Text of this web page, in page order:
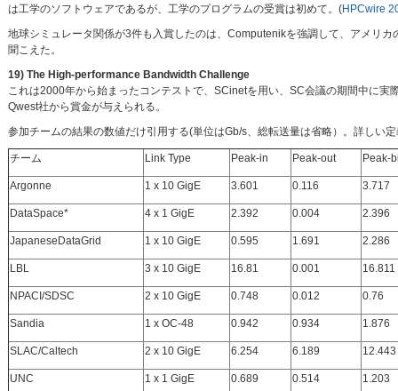
は工学のソフトウェアであるが、工学のプログラムの受賞は初めて。(HPCwire
地球シミュレータ関係が3件も入賞したのは、Computenikを強調して、アメリ
聞こえた。
19) The High-performance Bandwidth Challenge
これは2000年から始まったコンテストで、SCinetを用い、SC会議の期間中に
Qwest社から賞金が与えられる。
参加チームの結果の数値だけ引用する(単位はGb/s、総転送量は省略）。詳しい
チーム Link Type Peak-in Peak-out Peak-
Argonne 1 x 10 GigE 3.601 0.116 3.717
DataSpace* 4 x 1 GigE 2.392 0.004 2.396
JapaneseDataGrid 1 x 10 GigE 0.595 1.691 2.286
LBL 3 x 10 GigE 16.81 0.001 16.811
NPACI/SDSC 2 x 10 GigE 0.748 0.012 0.76
Sandia 1 x OC-48 0.942 0.934 1.876
SLAC/Caltech 2 x 10 GigE 6.254 6.189 12.443
UNC 1 x 1 GigE 0.689 0.514 1.203